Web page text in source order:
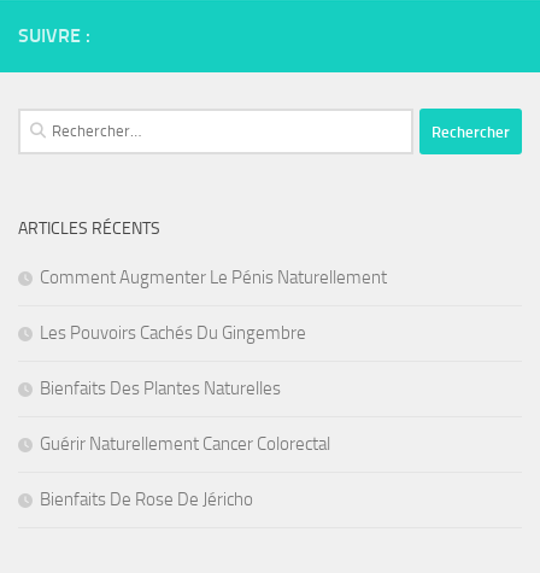
SUIVRE :
Rechercher :
ARTICLES RÉCENTS
Comment Augmenter Le Pénis Naturellement
Les Pouvoirs Cachés Du Gingembre
Bienfaits Des Plantes Naturelles
Guérir Naturellement Cancer Colorectal
Bienfaits De Rose De Jéricho